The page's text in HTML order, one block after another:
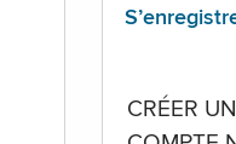
CRÉER